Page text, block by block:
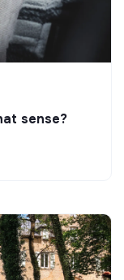
sense?